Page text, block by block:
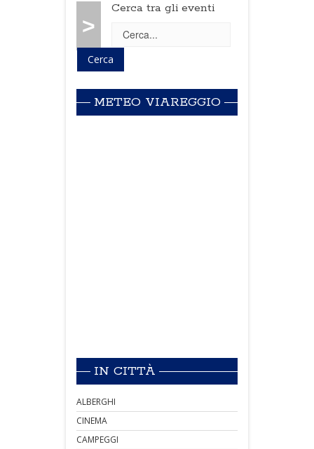
>
Cerca tra gli eventi
METEO VIAREGGIO
IN CITTÀ
ALBERGHI
CINEMA
CAMPEGGI